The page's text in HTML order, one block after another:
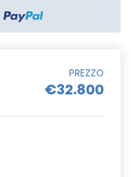
PREZZO
€32.800